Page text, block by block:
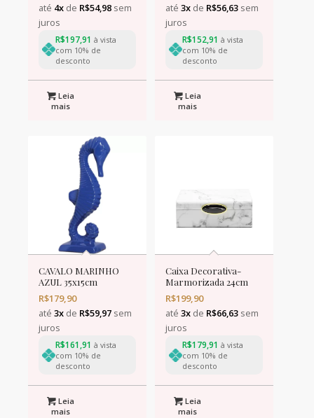
até 4xde R$54,98sem
juros
R$197,91 à vista
com 10% de
desconto
Leia
mais
até 3xde R$56,63sem
juros
R$152,91 à vista
com 10% de
desconto
Leia
mais
CAVALO MARINHO
AZUL 35x15cm
R$179,90
até 3xde R$59,97sem
juros
R$161,91 à vista
com 10% de
desconto
Leia
mais
Caixa Decorativa-
Marmorizada 24cm
R$199,90
até 3xde R$66,63sem
juros
R$179,91 à vista
com 10% de
desconto
Leia
mais